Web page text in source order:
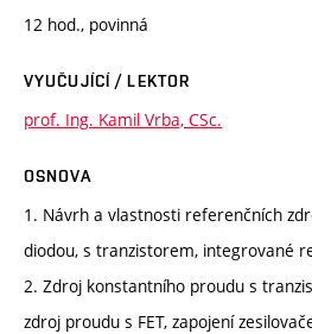
12 hod., povinná
VYUČUJÍCÍ / LEKTOR
prof. Ing. Kamil Vrba, CSc.
OSNOVA
1. Návrh a vlastnosti referenčních
diodou, s tranzistorem, integrované
2. Zdroj konstantního proudu s
zdroj proudu s FET, zapojení